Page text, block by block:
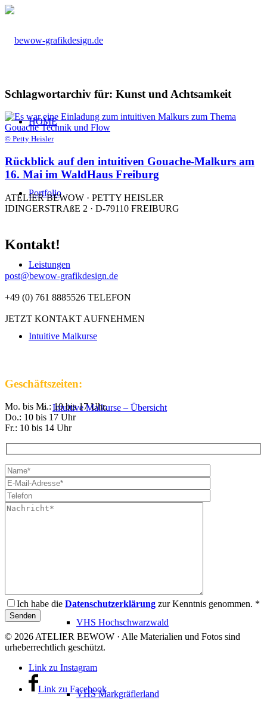
HOME
Portfolio
Leistungen
Intuitive Malkurse
Intuitive Malkurse – Übersicht
VHS Kurse
VHS Hochschwarzwald
VHS Markgräflerland
Schlagwortarchiv für: Kunst und Achtsamkeit
© Petty Heisler
Rückblick auf den intuitiven Gouache-Malkurs am
16. Mai im WaldHaus Freiburg
ATELIER BEWOW · PETTY HEISLER
IDINGERSTRAßE 2 · D-79110 FREIBURG
Kontakt!
post@bewow-grafikdesign.de
+49 (0) 761 8885526 TELEFON
JETZT KONTAKT AUFNEHMEN
Geschäftszeiten:
Mo. bis Mi.: 10 bis 17 Uhr,
Do.: 10 bis 17 Uhr
Fr.: 10 bis 14 Uhr
Ich habe die Datenschutzerklärung zur Kenntnis genommen. *
© 2026 ATELIER BEWOW · Alle Materialien und Fotos sind
urheberrechtlich geschützt.
Link zu Instagram
Link zu Facebook